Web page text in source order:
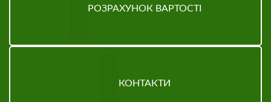
РОЗРАХУНОК ВАРТОСТІ
КОНТАКТИ